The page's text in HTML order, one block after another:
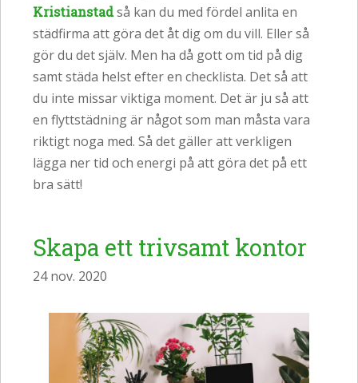
Kristianstadså kan du med fördel anlita en
städfirma att göra det åt dig om du vill. Eller så
gör du det själv. Men ha då gott om tid på dig
samt städa helst efter en checklista. Det så att
du inte missar viktiga moment. Det är ju så att
en flyttstädning är något som man måsta vara
riktigt noga med. Så det gäller att verkligen
lägga ner tid och energi på att göra det på ett
bra sätt!
Skapa ett trivsamt kontor
24 nov. 2020